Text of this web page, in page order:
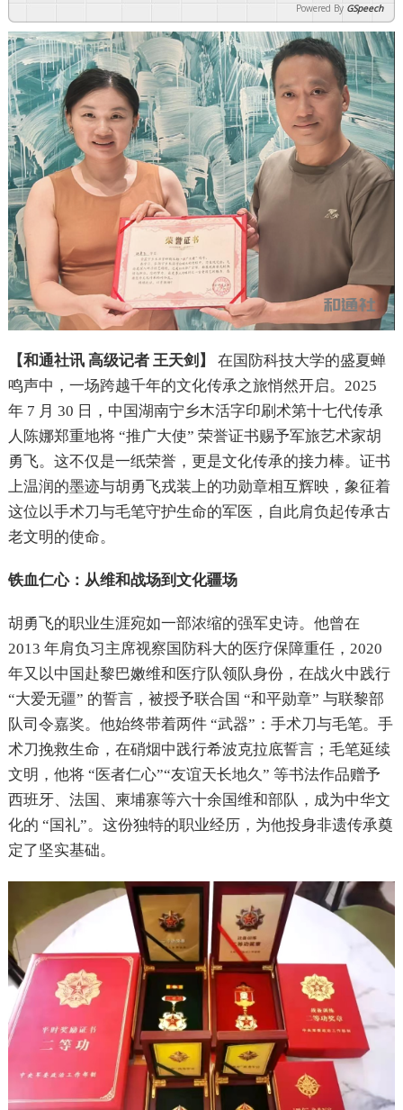
Powered By GSpeech
【和通社讯 高级记者 王天剑 】
在国防科技大学的盛夏蝉
鸣声中，一场跨越千年的文化传承之旅悄然开启。2025
年 7 月 30 日，中国湖南宁乡木活字印刷术第十七代传承
人陈娜郑重地将 “推广大使” 荣誉证书赐予军旅艺术家胡
勇飞。这不仅是一纸荣誉，更是文化传承的接力棒。证书
上温润的墨迹与胡勇飞戎装上的功勋章相互辉映，象征着
这位以手术刀与毛笔守护生命的军医，自此肩负起传承古
老文明的使命。
铁血仁心：从维和战场到文化疆场
胡勇飞的职业生涯宛如一部浓缩的强军史诗。他曾在
2013 年肩负习主席视察国防科大的医疗保障重任，2020
年又以中国赴黎巴嫩维和医疗队领队身份，在战火中践行
“大爱无疆” 的誓言，被授予联合国 “和平勋章” 与联黎部
队司令嘉奖。他始终带着两件 “武器”：手术刀与毛笔。手
术刀挽救生命，在硝烟中践行希波克拉底誓言；毛笔延续
文明，他将 “医者仁心”“友谊天长地久” 等书法作品赠予
西班牙、法国、柬埔寨等六十余国维和部队，成为中华文
化的 “国礼”。这份独特的职业经历，为他投身非遗传承奠
定了坚实基础。